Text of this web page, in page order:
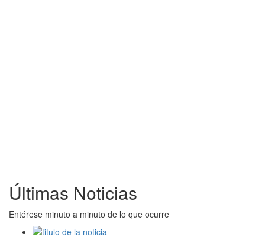
Últimas Noticias
Entérese minuto a minuto de lo que ocurre